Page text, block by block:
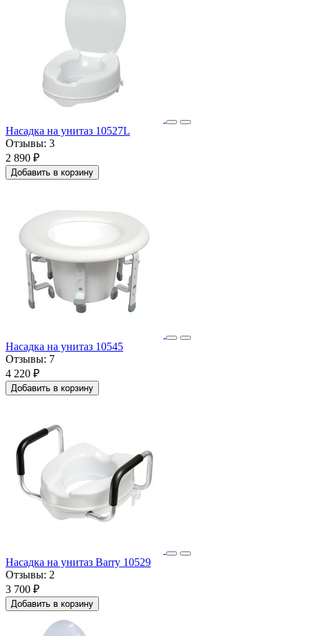
Насадка на унитаз 10527L
Отзывы: 3
2 890 ₽
Добавить в корзину
Насадка на унитаз 10545
Отзывы: 7
4 220 ₽
Добавить в корзину
Насадка на унитаз Barry 10529
Отзывы: 2
3 700 ₽
Добавить в корзину